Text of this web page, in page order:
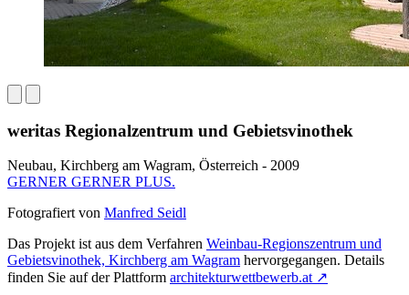
weritas Regionalzentrum und Gebietsvinothek
Neubau, Kirchberg am Wagram, Österreich - 2009
GERNER GERNER PLUS.
Fotografiert von Manfred Seidl
Das Projekt ist aus dem Verfahren Weinbau-Regionszentrum und
Gebietsvinothek, Kirchberg am Wagram hervorgegangen. Details
finden Sie auf der Plattform architekturwettbewerb.at ↗